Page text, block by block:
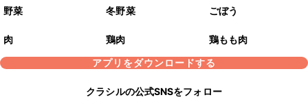
野菜 冬野菜 ごぼう
肉 鶏肉
鶏もも肉
アプリをダウンロードする
クラシルの公式SNSをフォロー